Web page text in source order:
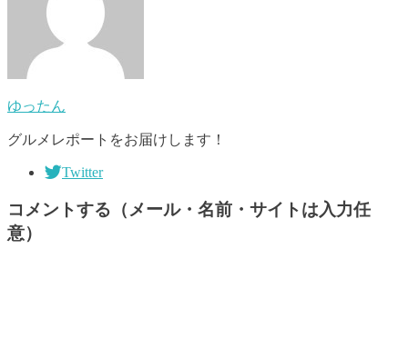
ゆったん
グルメレポートをお届けします！
Twitter
コメントする（メール・名前・サイトは入力任
意）